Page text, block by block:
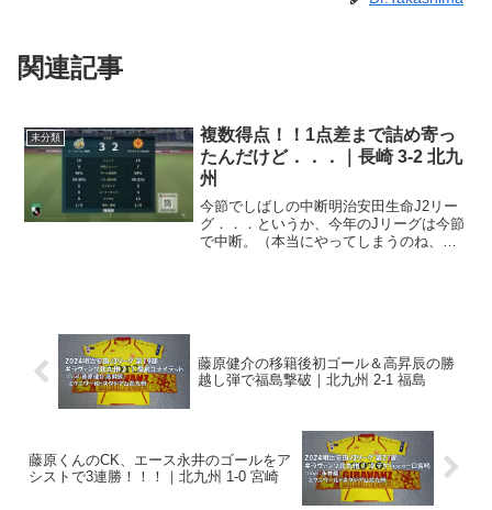
関連記事
未分類
複数得点！！1点差まで詰め寄っ
たんだけど．．．｜長崎 3-2 北九
州
今節でしばしの中断明治安田生命J2リー
グ．．．というか、今年のJリーグは今節
で中断。（本当にやってしまうのね、と
藤原健介の移籍後初ゴール＆高昇辰の勝
越し弾で福島撃破｜北九州 2-1 福島
藤原くんのCK、エース永井のゴールをア
シストで3連勝！！！｜北九州 1-0 宮崎